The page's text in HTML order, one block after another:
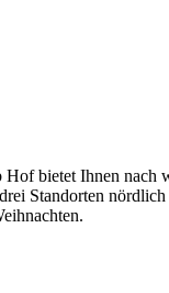
bietet Ihnen nach
Standorten